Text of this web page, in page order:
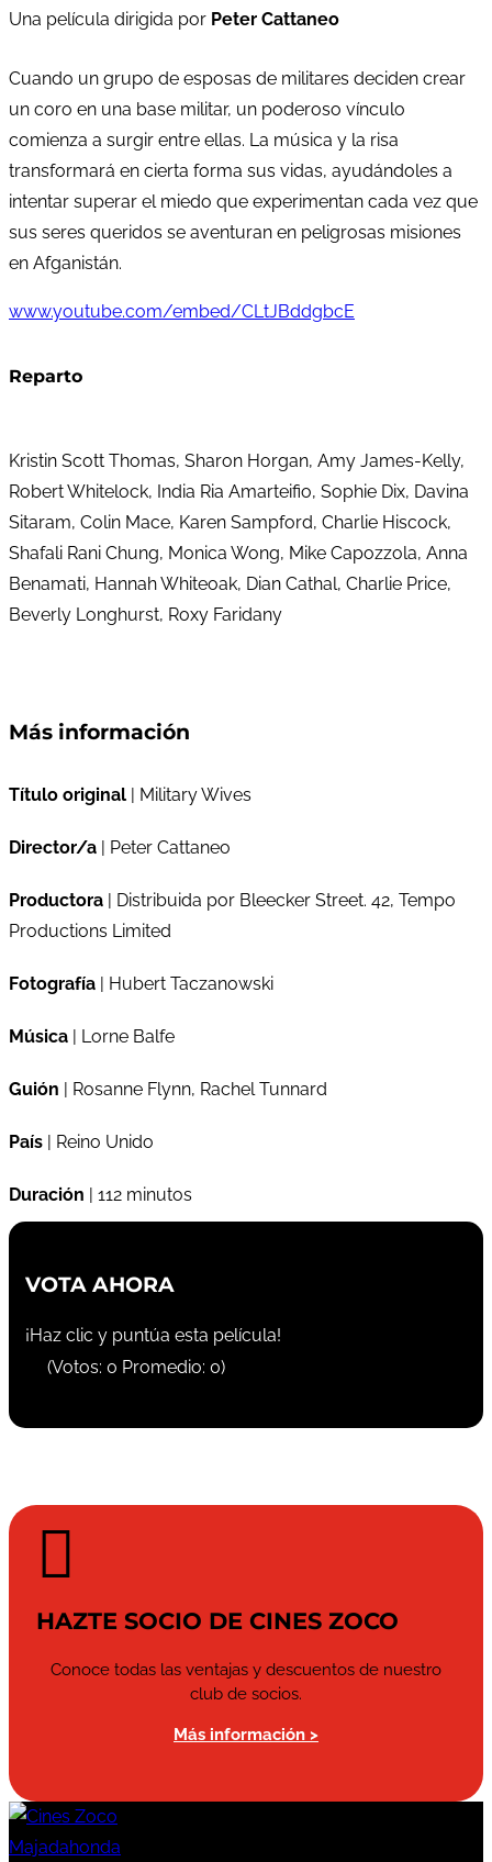
Una película dirigida por Peter Cattaneo
Cuando un grupo de esposas de militares deciden crear
un coro en una base militar, un poderoso vínculo
comienza a surgir entre ellas. La música y la risa
transformará en cierta forma sus vidas, ayudándoles a
intentar superar el miedo que experimentan cada vez que
sus seres queridos se aventuran en peligrosas misiones
en Afganistán.
www.youtube.com/embed/CLtJBddgbcE
Reparto
Kristin Scott Thomas, Sharon Horgan, Amy James-Kelly,
Robert Whitelock, India Ria Amarteifio, Sophie Dix, Davina
Sitaram, Colin Mace, Karen Sampford, Charlie Hiscock,
Shafali Rani Chung, Monica Wong, Mike Capozzola, Anna
Benamati, Hannah Whiteoak, Dian Cathal, Charlie Price,
Beverly Longhurst, Roxy Faridany
Más información
Título original | Military Wives
Director/a | Peter Cattaneo
Productora | Distribuida por Bleecker Street. 42, Tempo
Productions Limited
Fotografía | Hubert Taczanowski
Música | Lorne Balfe
Guión | Rosanne Flynn, Rachel Tunnard
País | Reino Unido
Duración | 112 minutos
VOTA AHORA
¡Haz clic y puntúa esta película!
(Votos: 0 Promedio: 0)

HAZTE SOCIO DE CINES ZOCO
Conoce todas las ventajas y descuentos de nuestro
club de socios.
Más información >